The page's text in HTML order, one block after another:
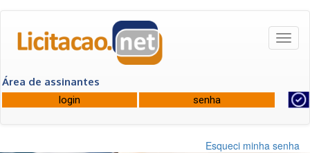
Área de assinantes
Esqueci minha senha